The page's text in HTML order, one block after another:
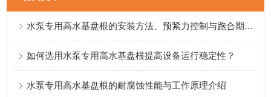
水泵专用高水基盘根的安装方法、预紧力控制与跑合期注意事项
如何选用水泵专用高水基盘根提高设备运行稳定性？
水泵专用高水基盘根的耐腐蚀性能与工作原理介绍